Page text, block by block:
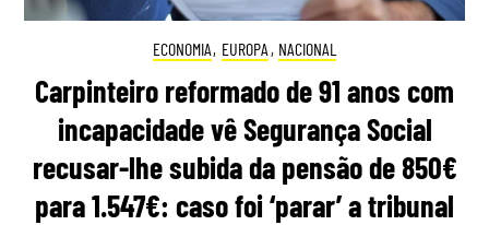
ECONOMIA, EUROPA , NACIONAL
Carpinteiro reformado de 91 anos com
incapacidade vê Segurança Social
recusar-lhe subida da pensão de 850€
para 1.547€: caso foi ‘parar’ a tribunal